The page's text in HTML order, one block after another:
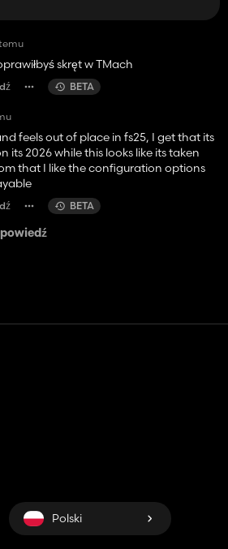
skręt w TMach
BETA
feels out of place in fs25, I get that its
its 2026 while this looks like its taken
that I like the configuration options
BETA
Polski